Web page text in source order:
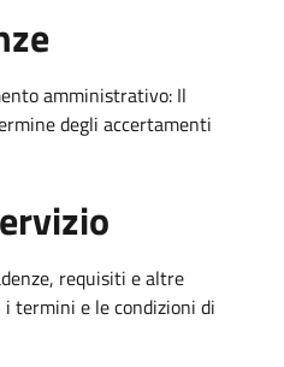
amministrativo: Il
degli accertamenti
requisiti e altre
termini e le condizioni di